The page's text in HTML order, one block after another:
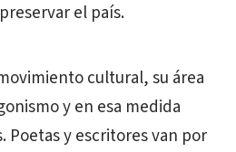
el país.
cultural, su área
y en esa medida
Poetas y escritores van por